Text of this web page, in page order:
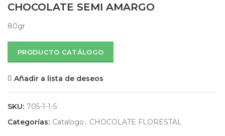
CHOCOLATE SEMI AMARGO
80gr
PRODUCTO CATÁLOGO
Añadir a lista de deseos
SKU: 705-1-1-5
Categorías: Catalogo , CHOCOLATE FLORESTAL